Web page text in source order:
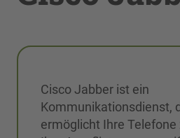
Cisco Jabber ist ein
Kommunikationsdienst,
ermöglicht Ihre